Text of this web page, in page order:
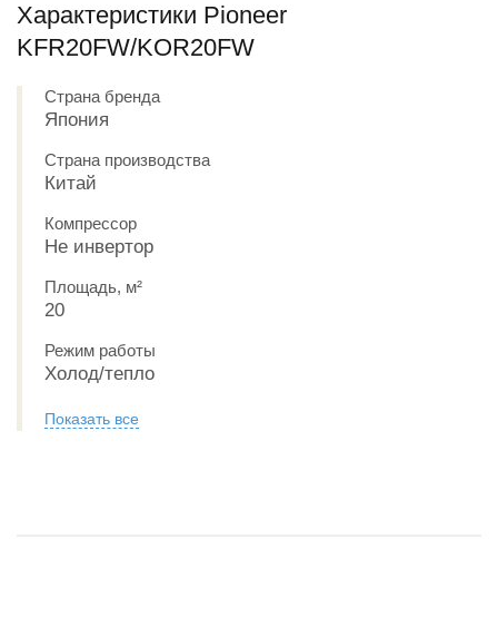
Характеристики Pioneer
KFR20FW/KOR20FW
Страна бренда
Япония
Страна производства
Китай
Компрессор
Не инвертор
Площадь, м²
20
Режим работы
Холод/тепло
Показать все